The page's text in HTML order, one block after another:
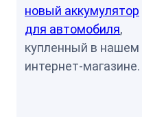
новый аккумулятор
для автомобиля,
купленный в нашем
интернет-магазине.